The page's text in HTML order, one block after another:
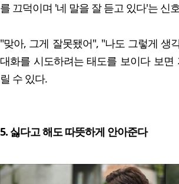
를 끄덕이며 '네 말을 잘 듣고 있다'는 신
"맞아, 그게 잘못됐어", "나도 그렇게 생
대화를 시도하려는 태도를 보이다 보면
릴 수 있다.
5. 싫다고 해도 따뜻하게 안아준다